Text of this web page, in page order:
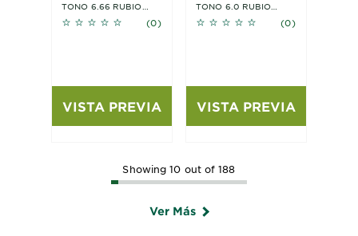
TONO 6.66 RUBIO
No reviews (0)
VISTA PREVIA
TONO 6.0 RUBIO
No reviews (0)
VISTA PREVIA
Showing 10 out of 188
Ver Más